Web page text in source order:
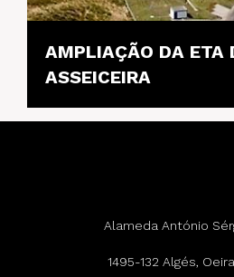
AMPLIAÇÃO DA ETA
ASSEICEIRA
Alameda António
1495-132 Algés,